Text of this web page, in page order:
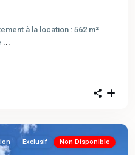
à la location : 562 m²
...
Exclusif Non Disponible